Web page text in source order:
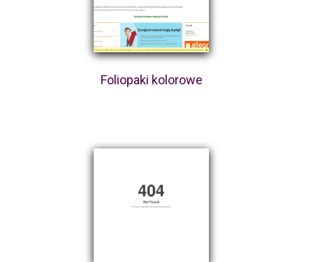
Foliopaki kolorowe